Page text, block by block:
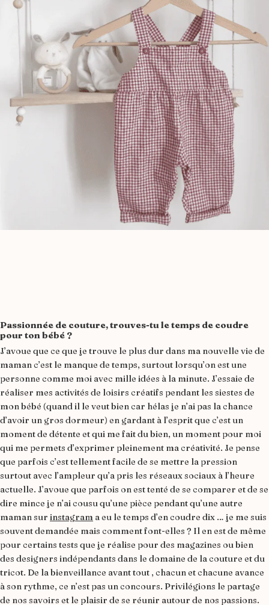
Passionnée de couture, trouves-tu le temps de coudre
pour ton bébé ?
J’avoue que ce que je trouve le plus dur dans ma nouvelle vie de
maman c’est le manque de temps, surtout lorsqu’on est une
personne comme moi avec mille idées à la minute. J’essaie de
réaliser mes activités de loisirs créatifs pendant les siestes de
mon bébé (quand il le veut bien car hélas je n’ai pas la chance
d’avoir un gros dormeur) en gardant à l’esprit que c’est un
moment de détente et qui me fait du bien, un moment pour moi
qui me permets d’exprimer pleinement ma créativité. Je pense
que parfois c’est tellement facile de se mettre la pression
surtout avec l’ampleur qu’a pris les réseaux sociaux à l’heure
actuelle. J’avoue que parfois on est tenté de se comparer et de se
dire mince je n’ai cousu qu’une pièce pendant qu’une autre
maman sur instagram a eu le temps d’en coudre dix … je me suis
souvent demandée mais comment font-elles ? Il en est de même
pour certains tests que je réalise pour des magazines ou bien
des designers indépendants dans le domaine de la couture et du
tricot. De la bienveillance avant tout , chacun et chacune avance
à son rythme, ce n’est pas un concours. Privilégions le partage
de nos savoirs et le plaisir de se réunir autour de nos passions.